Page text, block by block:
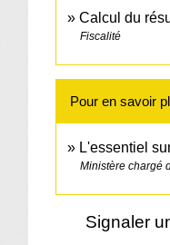
Calcul du
Fiscalité
Pour en savoir
L'essentiel
Ministère chargé
Signaler